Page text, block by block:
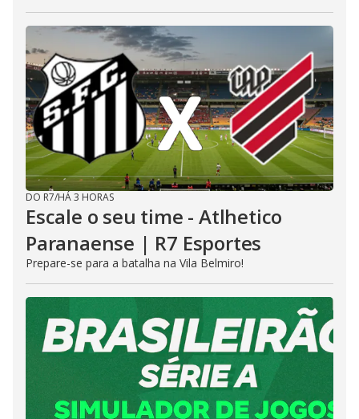
DO R7/HÁ 3 HORAS
Escale o seu time - Atlhetico
Paranaense | R7 Esportes
Prepare-se para a batalha na Vila Belmiro!